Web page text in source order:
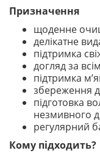
Призначення
щоденне
делікатне
підтримка
догляд за
підтримка
збереження
підготовка
незмивного
регулярний
Кому підходить?